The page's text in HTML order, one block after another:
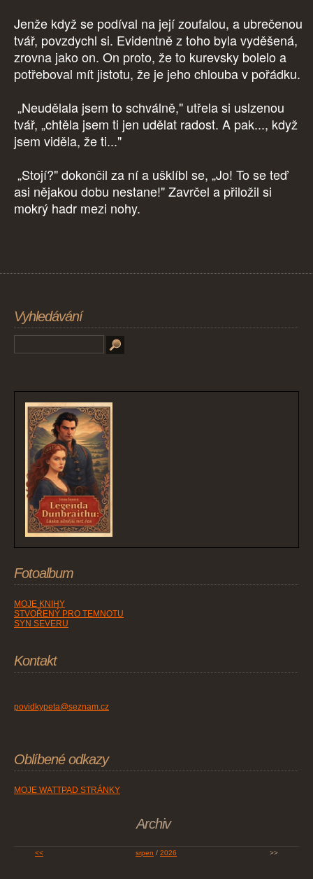
Jenže když se podíval na její zoufalou, a ubrečenou
tvář, povzdychl si. Evidentně z toho byla vyděšená,
zrovna jako on. On proto, že to kurevsky bolelo a
potřeboval mít jistotu, že je jeho chlouba v pořádku.
„Neudělala jsem to schválně," utřela si uslzenou
tvář, „chtěla jsem ti jen udělat radost. A pak..., když
jsem viděla, že ti..."
„Stojí?" dokončil za ní a ušklíbl se, „Jo! To se teď
asi nějakou dobu nestane!" Zavrčel a přiložil si
mokrý hadr mezi nohy.
Vyhledávání
Fotoalbum
MOJE KNIHY
STVOŘENÝ PRO TEMNOTU
SYN SEVERU
Kontakt
povidkypeta@seznam.cz
Oblíbené odkazy
MOJE WATTPAD STRÁNKY
Archiv
<< srpen / 2026 >>